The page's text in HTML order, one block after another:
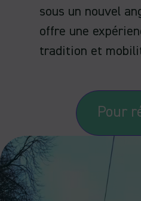
sous un nouvel
offre une
tradition et
Pour